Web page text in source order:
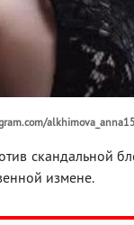
alkhimova_anna15
скандальной
измене.